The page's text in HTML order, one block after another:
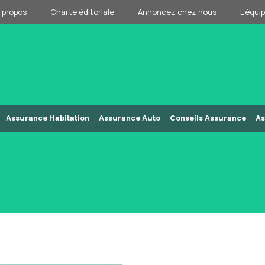
propos Charte éditoriale Annoncez chez nous
Assurance Habitation Assurance Auto Conseils Assurance